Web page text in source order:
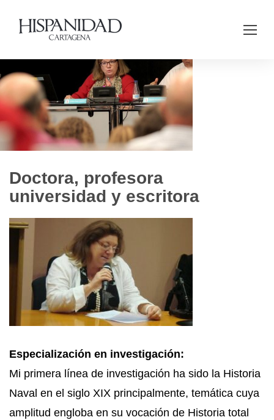
Doctora, profesora
universidad y escritora
Especialización en investigación:
Mi primera línea de investigación ha sido la Historia
Naval en el siglo XIX principalmente, temática cuya
amplitud engloba en su vocación de Historia total